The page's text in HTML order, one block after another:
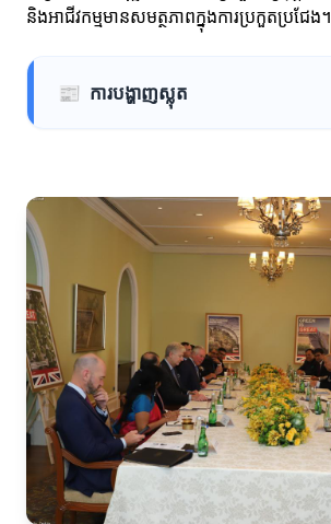
និងអាជីវកម្មមានសមត្ថភាពក្នុងការប្រកួតប្រជែង។
📰 ការបង្ហាញស្លុត